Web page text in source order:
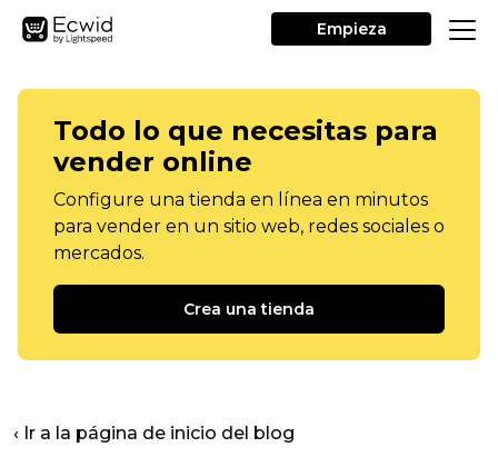
Empieza
Todo lo que necesitas para
vender online
Configure una tienda en línea en minutos
para vender en un sitio web, redes sociales o
mercados.
Crea una tienda
‹ Ir a la página de inicio del blog